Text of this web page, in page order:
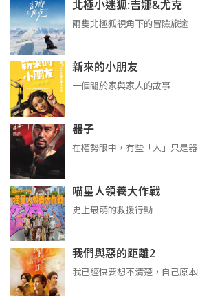
北極小迷狐:吉娜&尤克
兩隻北極狐視角下的冒險旅途
新來的小朋友
一個關於家與家人的故事
器子
在權勢眼中，有些「人」只是
喵星人領養大作戰
史上最萌的救援行動
我們與惡的距離2
我已經快要想不清楚，自己原